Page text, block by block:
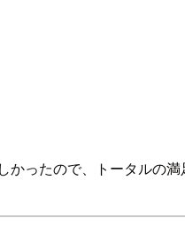
ったので、トータルの